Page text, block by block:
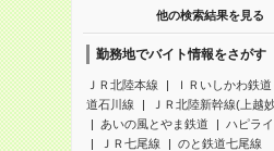
他の検索結果を見る
勤務地でバイト情報をさがす
ＪＲ北陸本線 ＩＲいしかわ鉄道
道石川線
ＪＲ北陸新幹線(上越
あいの風とやま鉄道
ハピラ
ＪＲ七尾線
のと鉄道七尾線